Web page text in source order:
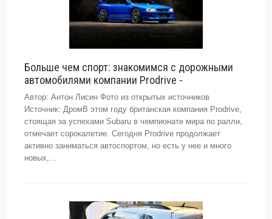
Больше чем спорт: знакомимся с дорожными
автомобилями компании Prodrive -
Автор: Антон Лисин Фото из открытых источников
Источник: ДромВ этом году британская компания Prodrive,
стоящая за успехами Subaru в чемпионате мира по ралли,
отмечает сорокалетие. Сегодня Prodrive продолжает
активно заниматься автоспортом, но есть у нее и много
новых,...